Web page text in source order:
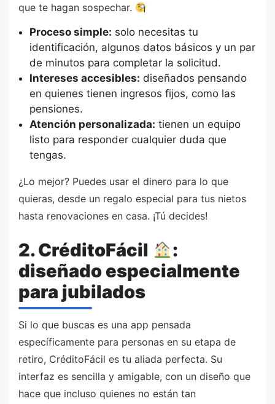
que te hagan sospechar.
Proceso simple: solo necesitas tu
identificación, algunos datos básicos y un par
de minutos para completar la solicitud.
Intereses accesibles: diseñados pensando
en quienes tienen ingresos fijos, como las
pensiones.
Atención personalizada: tienen un equipo
listo para responder cualquier duda que
tengas.
¿Lo mejor? Puedes usar el dinero para lo que
quieras, desde un regalo especial para tus nietos
hasta renovaciones en casa. ¡Tú decides!
2. CréditoFácil
:
diseñado especialmente
para jubilados
Si lo que buscas es una app pensada
específicamente para personas en su etapa de
retiro, CréditoFácil es tu aliada perfecta. Su
interfaz es sencilla y amigable, con un diseño que
hace que incluso quienes no están tan